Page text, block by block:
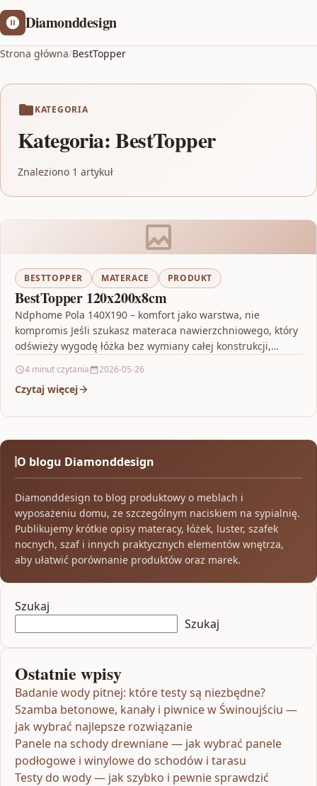
Diamonddesign
Strona główna/BestTopper
KATEGORIA
Kategoria:BestTopper
Znaleziono 1 artykuł
BESTTOPPER MATERACE PRODUKT
BestTopper 120x200x8cm
Ndphome Pola 140X190 – komfort jako warstwa, nie
kompromis Jeśli szukasz materaca nawierzchniowego, który
odświeży wygodę łóżka bez wymiany całej konstrukcji,
4 minut czytania 2026-05-26
Czytaj więcej
O blogu Diamonddesign
Diamonddesign to blog produktowy o meblach i
wyposażeniu domu, ze szczególnym naciskiem na sypialnię.
Publikujemy krótkie opisy materacy, łóżek, luster, szafek
nocnych, szaf i innych praktycznych elementów wnętrza,
aby ułatwić porównanie produktów oraz marek.
Szukaj
Szukaj
Ostatnie wpisy
Badanie wody pitnej: które testy są niezbędne?
Szamba betonowe, kanały i piwnice w Świnoujściu —
jak wybrać najlepsze rozwiązanie
Panele na schody drewniane — jak wybrać panele
podłogowe i winylowe do schodów i tarasu
Testy do wody — jak szybko i pewnie sprawdzić